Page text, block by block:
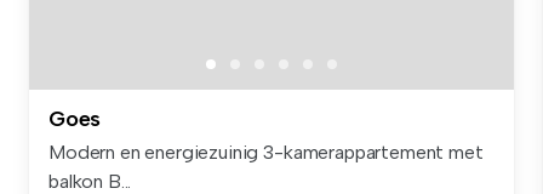
Goes
Modern en energiezuinig 3-kamerappartement met
balkon B...